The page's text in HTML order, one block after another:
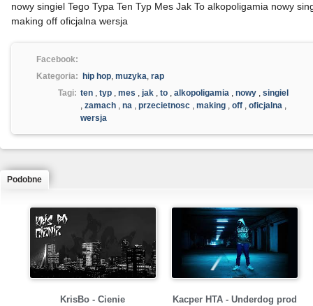
nowy singiel Tego Typa Ten Typ Mes Jak To alkopoligamia nowy
making off oficjalna wersja
Facebook:
Kategoria:
hip hop, muzyka, rap
Tagi: ten , typ , mes , jak , to , alkopoligamia , nowy , singiel
, zamach , na , przecietnosc , making , off , oficjalna ,
wersja
Podobne
KrisBo - Cienie
Kacper HTA - Underdog prod